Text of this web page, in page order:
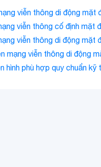
viễn thông di động
viễn thông cố định
viễn thông di động
mạng viễn thông di động
phù hợp quy chuẩn